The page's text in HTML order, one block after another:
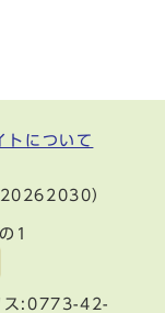
トについて
）
1
ス:0773-42-